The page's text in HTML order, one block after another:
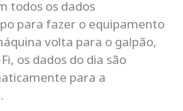
todos os dados
para fazer o equipamento
volta para o galpão,
os dados do dia são
para a